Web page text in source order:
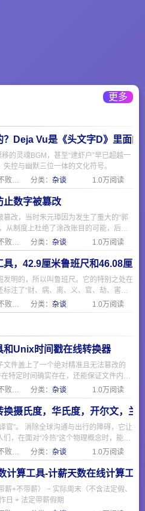
更多
Deja Vu是《头文字D》里面的
的灵魂BGM，甚至“逮虾户”早已超越一
控与幽默三位一体的文化符号。
来源：东方不败网址大全 分类：杂谈 1.0万阅读
止数字被篡改
改，当时朱元璋因为发生了重大的“郭
从制度上杜绝了涂改账目的可能，后来
来源：东方不败网址大全 分类：杂谈 1.0万阅读
，42.9厘米鲁班尺和46.08厘
明的，所以叫鲁班尺。它的特别之处在
注了“财、病、离、义、官、劫、害、
。来源：东方不败网址大全 分类：杂谈 1.0万阅读
和Unix时间戳在线转换器
件盖上了一个绝对精准且无法篡改的
特定时间确实存在，还能保证文件内容
与日期在线转换工具可以更方便获取时
间，给重要的电子文件买了一份“防篡
你的原创文章、设计图、代码，还是确
极其高效且权威的工具。
来源：东方不败网址大全 分类：杂谈 1.0万阅读
摄氏度，华氏度，开尔文，兰
官”。 消除全球沟通与出行的障碍，它让
，在面对“冷热”这个物理概念时，能够
来源：东方不败网址大全 分类：杂谈 1.0万阅读
算工具-计薪天数在线计算工具
+不带薪） − 实际周末（不含法定假、
日 + 法定带薪假期